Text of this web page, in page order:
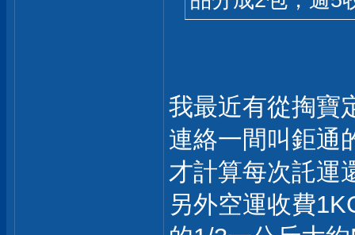
我最近有從掏寶
連絡一間叫鉅通
才計算每次託運
另外空運收費